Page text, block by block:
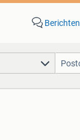
Berichten